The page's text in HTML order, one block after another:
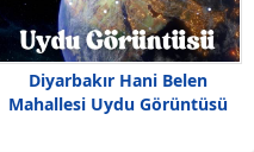
Diyarbakır Hani Belen
Mahallesi Uydu Görüntüsü